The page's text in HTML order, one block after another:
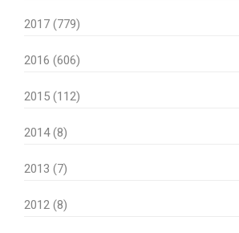
2017 (779)
2016 (606)
2015 (112)
2014 (8)
2013 (7)
2012 (8)